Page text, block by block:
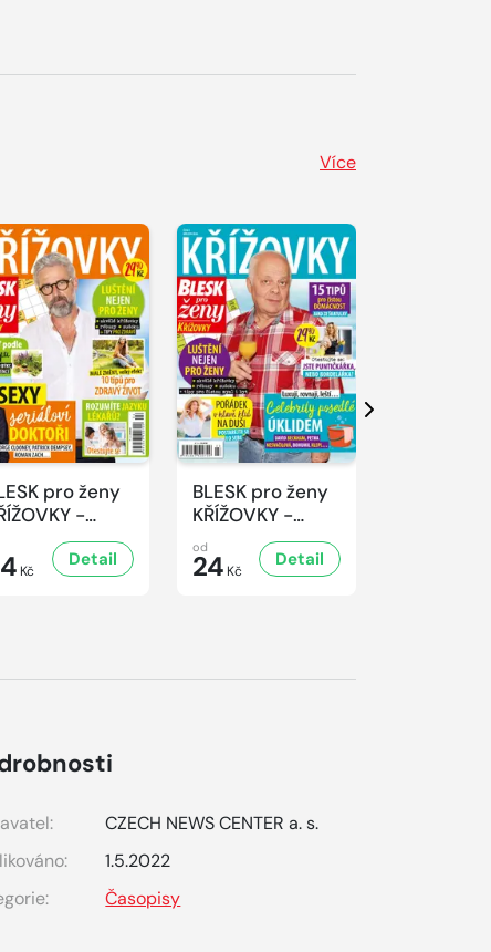
Více
pro ženy
-
2026
Kč
Detail
BLESK pro ženy
KŘÍŽOVKY -
3/2026
od
24 Kč
Detail
Další
CZECH NEWS CENTER a. s.
1.5.2022
Časopisy